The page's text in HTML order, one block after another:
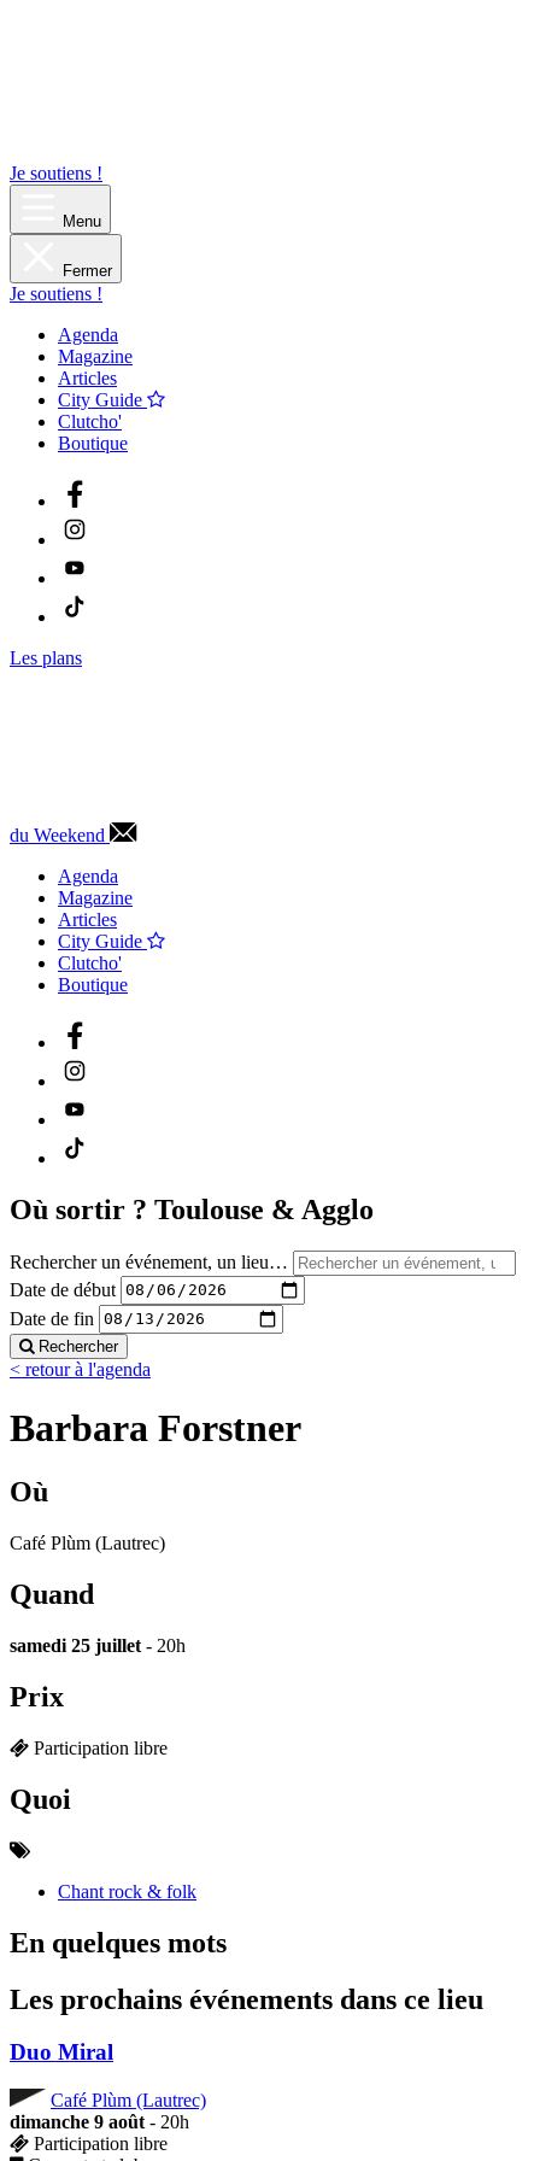
Je soutiens !
Menu
Fermer
Je soutiens !
Agenda
Magazine
Articles
City Guide
Clutcho'
Boutique
Les plans
du Weekend
Agenda
Magazine
Articles
City Guide
Clutcho'
Boutique
Où sortir ? Toulouse & Agglo
Rechercher un événement, un lieu…
Date de début
Date de fin
Rechercher
< retour à l'agenda
Barbara Forstner
Où
Café Plùm (Lautrec)
Quand
samedi 25 juillet - 20h
Prix
Participation libre
Quoi
Chant rock & folk
En quelques mots
Les prochains événements dans ce lieu
Duo Miral
Café Plùm (Lautrec)
dimanche 9 août - 20h
Participation libre